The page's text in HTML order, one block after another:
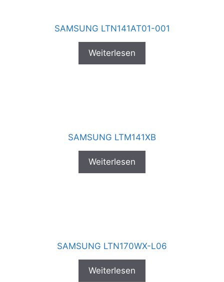
SAMSUNG LTN141AT01-001
Weiterlesen
SAMSUNG LTM141XB
Weiterlesen
SAMSUNG LTN170WX-L06
Weiterlesen